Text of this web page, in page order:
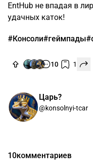
EntHub не впадая в
удачных каток!
#Консоли#геймпады
10 1
Царь?
@konsolnyi-tcar
10комментариев